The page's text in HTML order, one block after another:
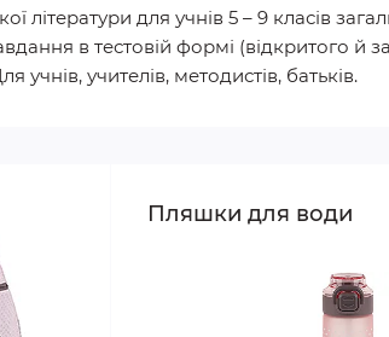
для учнів 5 – 9 класів
в тестовій формі (відкритого й
учителів, методистів, батьків.
Пляшки для води